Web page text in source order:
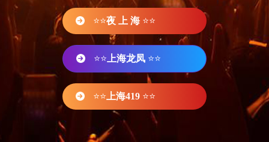
⭐⭐夜 上 海 ⭐⭐
⭐⭐ 上海龙凤 ⭐⭐
⭐⭐ 上海419 ⭐⭐